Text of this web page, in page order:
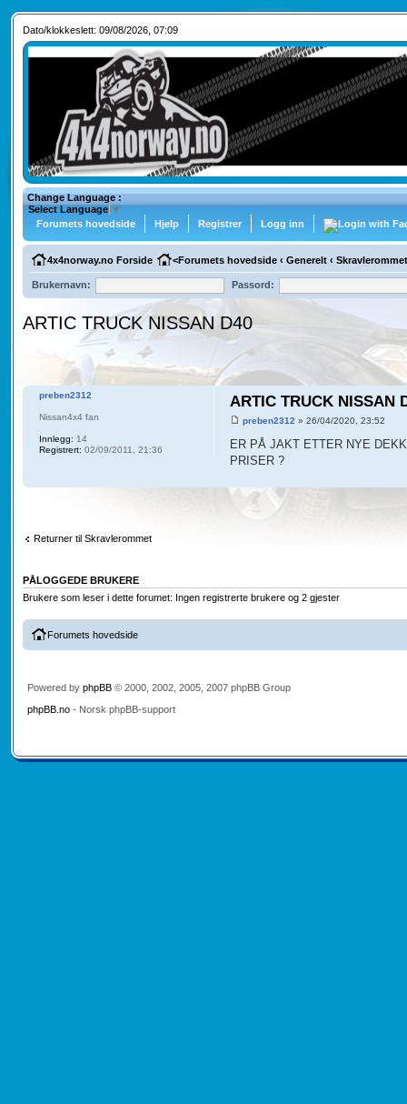
Dato/klokkeslett: 09/08/2026, 07:09
Change Language :
Select Language ▼
Forumets hovedside
Hjelp Registrer Logg inn
4x4norway.no Forside <Forumets hovedside ‹ Generelt ‹ Skravlerommet
Brukernavn: Passord:
ARTIC TRUCK NISSAN D40
ARTIC TRUCK NISSAN
preben2312 » 26/04/2020, 23:52
ER PÅ JAKT ETTER NYE
PRISER ?
preben2312
Nissan4x4 fan
Innlegg: 14
Registrert: 02/09/2011, 21:36
Returner til Skravlerommet
PÅLOGGEDE BRUKERE
Brukere som leser i dette forumet: Ingen registrerte brukere og 2 gjester
Forumets hovedside
Powered by phpBB© 2000, 2002, 2005, 2007 phpBB Group
phpBB.no- Norsk phpBB-support